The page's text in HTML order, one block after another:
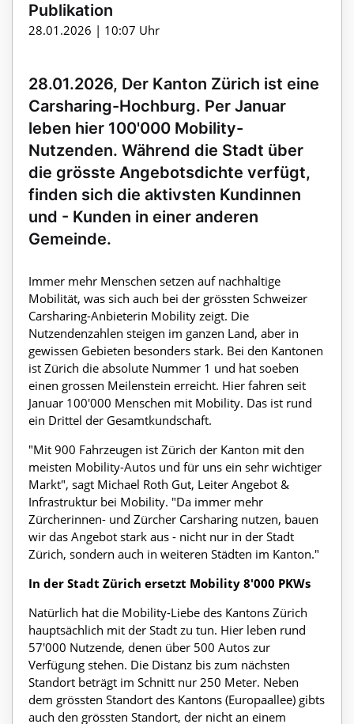
Publikation
28.01.2026 | 10:07 Uhr
28.01.2026, Der Kanton Zürich ist eine
Carsharing-Hochburg. Per Januar
leben hier 100'000 Mobility-
Nutzenden. Während die Stadt über
die grösste Angebotsdichte verfügt,
finden sich die aktivsten Kundinnen
und - Kunden in einer anderen
Gemeinde.
Immer mehr Menschen setzen auf nachhaltige
Mobilität, was sich auch bei der grössten Schweizer
Carsharing-Anbieterin Mobility zeigt. Die
Nutzendenzahlen steigen im ganzen Land, aber in
gewissen Gebieten besonders stark. Bei den Kantonen
ist Zürich die absolute Nummer 1 und hat soeben
einen grossen Meilenstein erreicht. Hier fahren seit
Januar 100'000 Menschen mit Mobility. Das ist rund
ein Drittel der Gesamtkundschaft.
"Mit 900 Fahrzeugen ist Zürich der Kanton mit den
meisten Mobility-Autos und für uns ein sehr wichtiger
Markt", sagt Michael Roth Gut, Leiter Angebot &
Infrastruktur bei Mobility. "Da immer mehr
Zürcherinnen- und Zürcher Carsharing nutzen, bauen
wir das Angebot stark aus - nicht nur in der Stadt
Zürich, sondern auch in weiteren Städten im Kanton."
In der Stadt Zürich ersetzt Mobility 8'000 PKWs
Natürlich hat die Mobility-Liebe des Kantons Zürich
hauptsächlich mit der Stadt zu tun. Hier leben rund
57'000 Nutzende, denen über 500 Autos zur
Verfügung stehen. Die Distanz bis zum nächsten
Standort beträgt im Schnitt nur 250 Meter. Neben
dem grössten Standort des Kantons (Europaallee) gibts
auch den grössten Standort, der nicht an einem